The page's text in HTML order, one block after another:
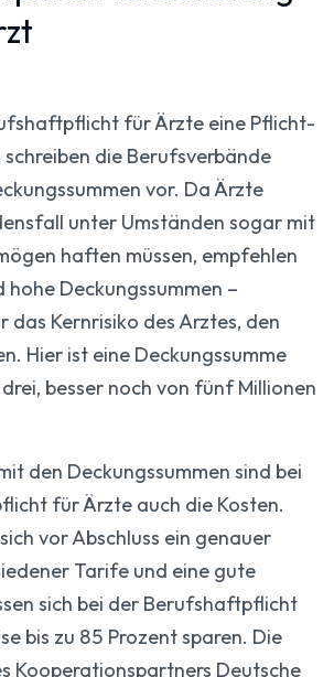
für Ärzte eine Pflicht­
die Berufsverbände
vor. Da Ärzte
unter Umständen sogar mit
haften müssen, empfehlen
hohe Deckungs­summen –
das Kernrisiko des Arztes, den
Hier ist eine Deckungs­summe
besser noch von fünf Millionen
den Deckungs­summen sind bei
für Ärzte auch die Kosten.
vor Abschluss ein genauer
Tarife und eine gute
sich bei der Berufs­haft­pflicht
bis zu 85 Prozent sparen. Die
Kooperationspartners Deutsche